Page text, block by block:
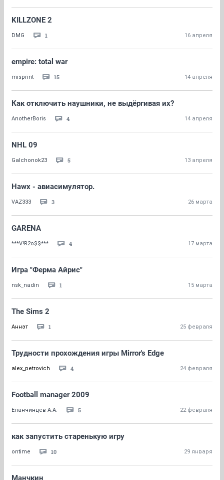
KILLZONE 2
DMG 1 16 апреля
empire: total war
misprint 15 14 апреля
Как отключить наушники, не выдёргивая их?
AnotherBoris 4 14 апреля
NHL 09
Galchonok23 5 13 апреля
Hawx - авиасимулятор.
VAZ333 3 26 марта
GARENA
***V!R2o$$*** 4 17 марта
Игра "Ферма Айрис"
nsk_nadin 1 15 марта
The Sims 2
Аннэт 1 25 февраля
Трудности прохождения игры Mirror's Edge
alex_petrovich 4 24 февраля
Football manager 2009
Епанчинцев А.А. 5 22 февраля
как запустить старенькую игру
ontime 10 29 января
Манчкин